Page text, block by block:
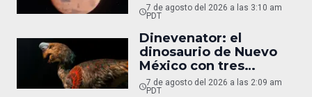
7 de agosto del 2026 a las 3:10 am
PDT
Dinevenator: el
dinosaurio de Nuevo
México con tres
nombres
7 de agosto del 2026 a las 2:09 am
PDT